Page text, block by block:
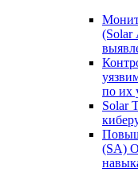
(Solar
по их
Solar
(SA)